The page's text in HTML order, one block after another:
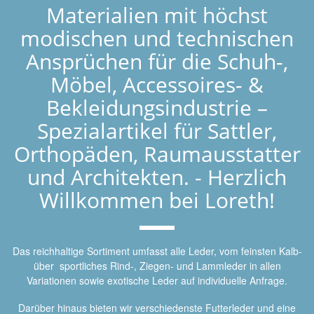
Materialien mit höchst
modischen und technischen
Ansprüchen für die Schuh-,
Möbel, Accessoires- &
Bekleidungsindustrie –
Spezialartikel für Sattler,
Orthopäden, Raumausstatter
und Architekten. - Herzlich
Willkommen bei Loreth!
Das reichhaltige Sortiment umfasst alle Leder, vom feinsten Kalb-
über sportliches Rind-, Ziegen- und Lammleder in allen
Variationen sowie exotische Leder auf individuelle Anfrage.
Darüber hinaus bieten wir verschiedenste Futterleder und eine